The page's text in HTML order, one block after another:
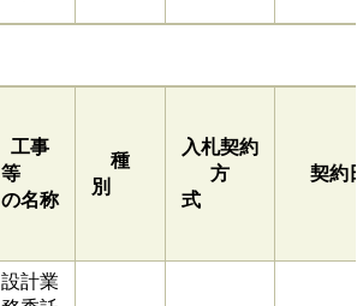
工事
等
の名称
種
別
入札契約
方
式
契約
設計業